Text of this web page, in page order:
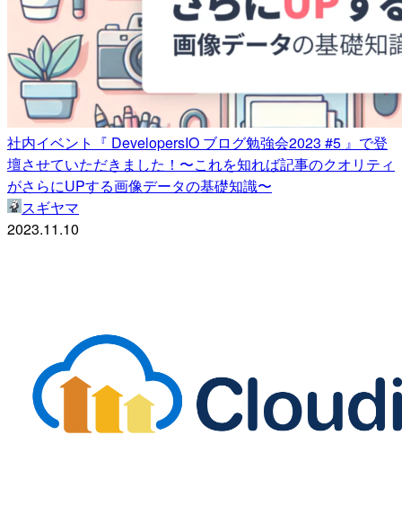
社内イベント『 DevelopersIO ブログ勉強会2023 #5 』で登
壇させていただきました！〜これを知れば記事のクオリティ
がさらにUPする画像データの基礎知識〜
スギヤマ
2023.11.10